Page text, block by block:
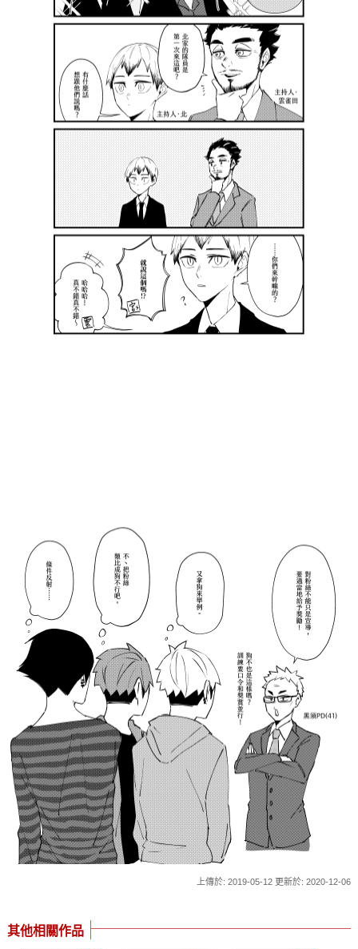
上傳於: 2019-05-12 更新於: 2020-12-06
其他相關作品